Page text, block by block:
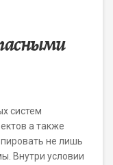
систем
а также
не лишь
Внутри условии